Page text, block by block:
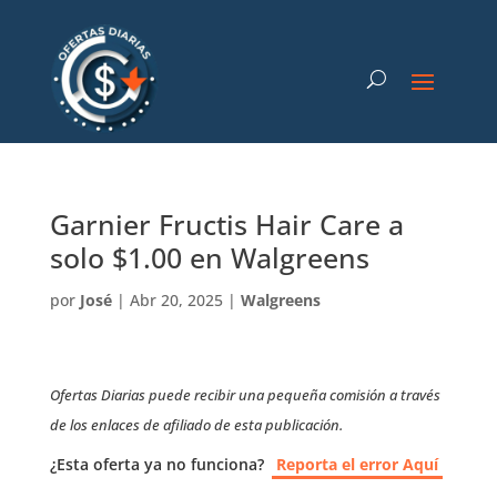
Garnier Fructis Hair Care a
solo $1.00 en Walgreens
por José| Abr 20, 2025| Walgreens
Ofertas Diarias puede recibir una pequeña comisión a través
de los enlaces de afiliado de esta publicación.
¿Esta oferta ya no funciona? Reporta el error Aquí